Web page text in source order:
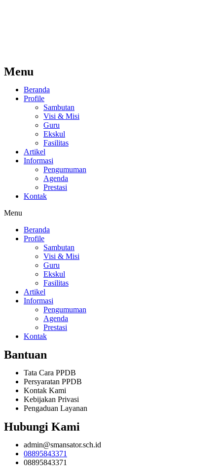
Menu
Beranda
Profile
Sambutan
Visi & Misi
Guru
Ekskul
Fasilitas
Artikel
Informasi
Pengumuman
Agenda
Prestasi
Kontak
Menu
Beranda
Profile
Sambutan
Visi & Misi
Guru
Ekskul
Fasilitas
Artikel
Informasi
Pengumuman
Agenda
Prestasi
Kontak
Bantuan
Tata Cara PPDB
Persyaratan PPDB
Kontak Kami
Kebijakan Privasi
Pengaduan Layanan
Hubungi Kami
admin@smansator.sch.id
08895843371
08895843371